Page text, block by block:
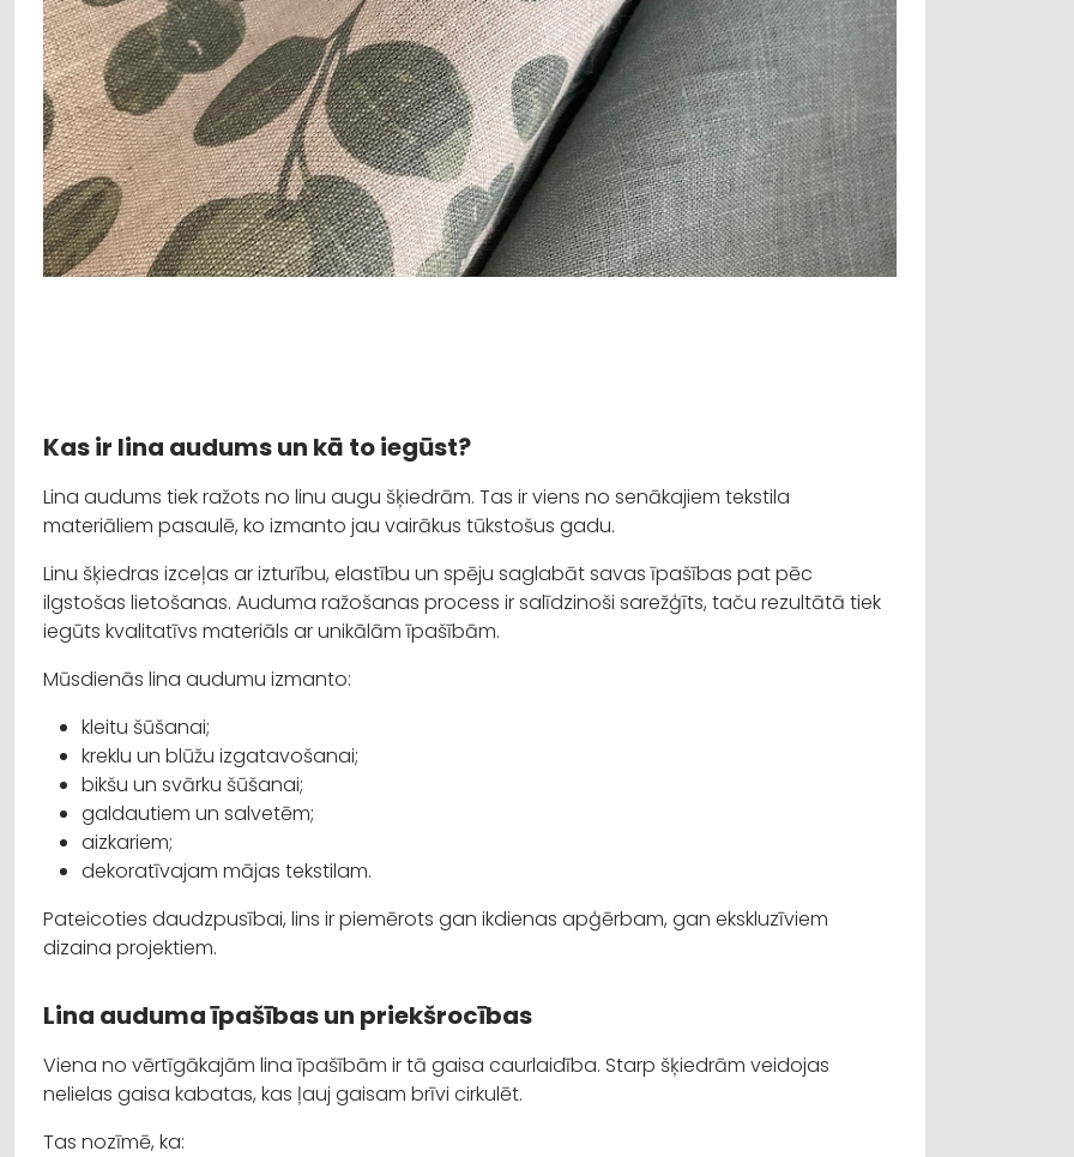
Kas ir lina audums un kā to iegūst?
Lina audums tiek ražots no linu augu šķiedrām. Tas ir viens no senākajiem tekstila
materiāliem pasaulē, ko izmanto jau vairākus tūkstošus gadu.
Linu šķiedras izceļas ar izturību, elastību un spēju saglabāt savas īpašības pat pēc
ilgstošas lietošanas. Auduma ražošanas process ir salīdzinoši sarežģīts, taču rezultātā tiek
iegūts kvalitatīvs materiāls ar unikālām īpašībām.
Mūsdienās lina audumu izmanto:
kleitu šūšanai;
kreklu un blūžu izgatavošanai;
bikšu un svārku šūšanai;
galdautiem un salvetēm;
aizkariem;
dekoratīvajam mājas tekstilam.
Pateicoties daudzpusībai, lins ir piemērots gan ikdienas apģērbam, gan ekskluzīviem
dizaina projektiem.
Lina auduma īpašības un priekšrocības
Viena no vērtīgākajām lina īpašībām ir tā gaisa caurlaidība. Starp šķiedrām veidojas
nelielas gaisa kabatas, kas ļauj gaisam brīvi cirkulēt.
Tas nozīmē, ka: